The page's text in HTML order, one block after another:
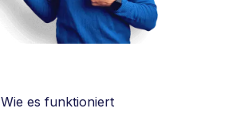
Wie es funktioniert